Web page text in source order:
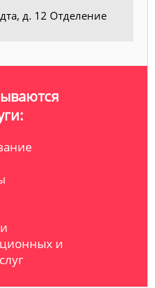
д. 12 Отделение
и